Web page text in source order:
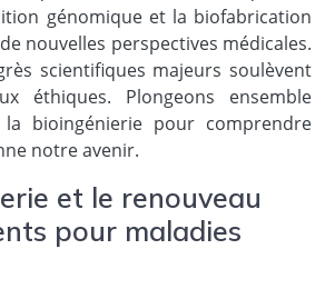
génomique et la biofabrication
nouvelles perspectives médicales.
scientifiques majeurs soulèvent
éthiques. Plongeons ensemble
la bioingénierie pour comprendre
notre avenir.
et le renouveau
pour maladies